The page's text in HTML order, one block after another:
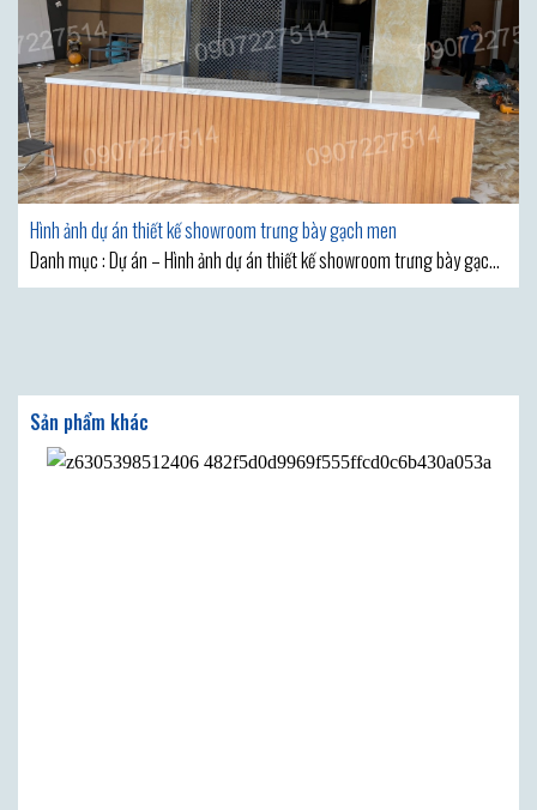
Hình ảnh dự án thiết kế showroom trưng bày gạch men
Danh mục : Dự án – Hình ảnh dự án thiết kế showroom trưng bày gạch
men MẪU THIẾT KẾ SHOWROOM VẬT LIỆU XÂY DỰNG ĐẸP ĐƯỢC KỆ
Sản phẩm khác